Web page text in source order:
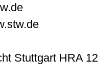
Stuttgart HRA